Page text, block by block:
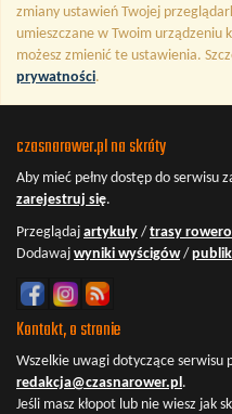
zmiany ustawień Twojej
umieszczane w Twoim urządzeniu
możesz zmienić te ustawienia.
prywatności.
czasnarower.pl na skróty
Aby mieć pełny dostęp do serwisu
zarejestruj się.
Przeglądaj artykuły / trasy
Dodawaj wyniki wyścigów/
Kontakt, o stronie
Wszelkie uwagi dotyczące serwisu
redakcja@czasnarower.pl.
Jeśli masz kłopot lub nie wiesz jak